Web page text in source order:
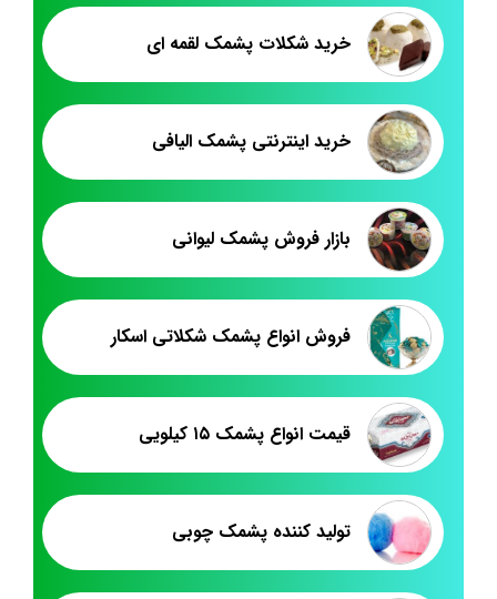
خرید شکلات پشمک لقمه ای
خرید اینترنتی پشمک الیافی
بازار فروش پشمک لیوانی
فروش انواع پشمک شکلاتی اسکار
قیمت انواع پشمک ۱۵ کیلویی
تولید کننده پشمک چوبی